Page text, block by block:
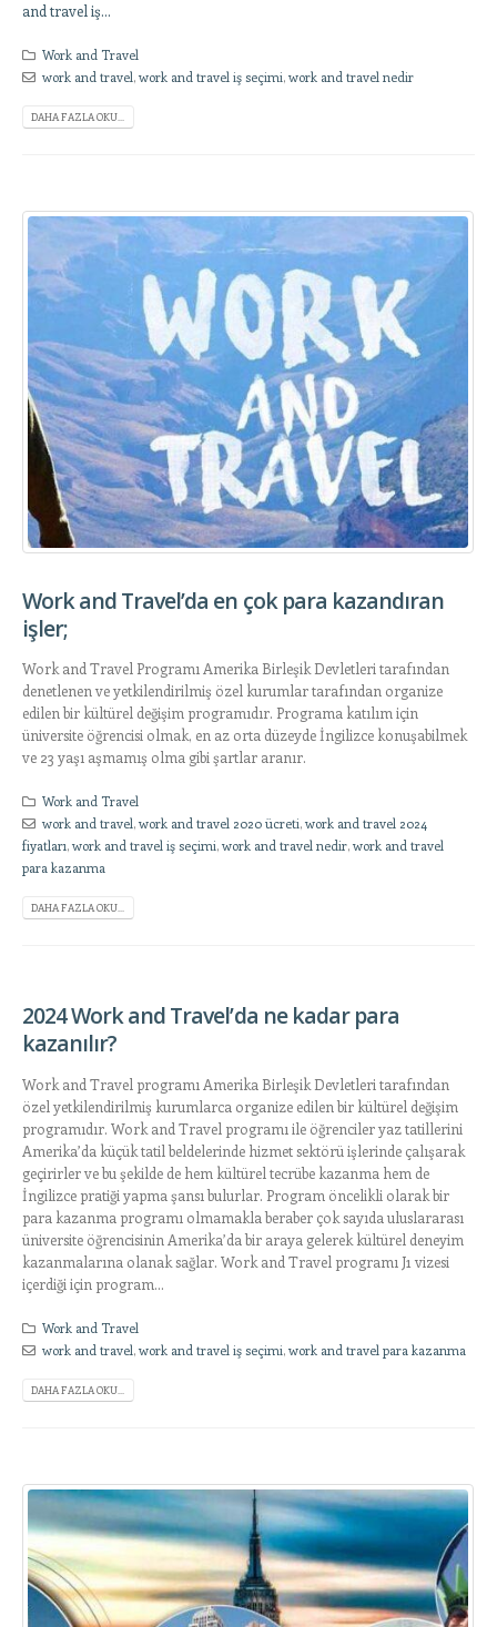
and travel iş...
Work and Travel
work and travel,work and travel iş seçimi,work and travel nedir
DAHA FAZLA OKU...
Work and Travel’da en çok para kazandıran
işler;
Work and Travel Programı Amerika Birleşik Devletleri tarafından
denetlenen ve yetkilendirilmiş özel kurumlar tarafından organize
edilen bir kültürel değişim programıdır. Programa katılım için
üniversite öğrencisi olmak, en az orta düzeyde İngilizce konuşabilmek
ve 23 yaşı aşmamış olma gibi şartlar aranır.
Work and Travel
work and travel,work and travel 2020 ücreti,work and travel 2024
fiyatları,work and travel iş seçimi,work and travel nedir,work and travel
para kazanma
DAHA FAZLA OKU...
2024 Work and Travel’da ne kadar para
kazanılır?
Work and Travel programı Amerika Birleşik Devletleri tarafından
özel yetkilendirilmiş kurumlarca organize edilen bir kültürel değişim
programıdır. Work and Travel programı ile öğrenciler yaz tatillerini
Amerika’da küçük tatil beldelerinde hizmet sektörü işlerinde çalışarak
geçirirler ve bu şekilde de hem kültürel tecrübe kazanma hem de
İngilizce pratiği yapma şansı bulurlar. Program öncelikli olarak bir
para kazanma programı olmamakla beraber çok sayıda uluslararası
üniversite öğrencisinin Amerika’da bir araya gelerek kültürel deneyim
kazanmalarına olanak sağlar. Work and Travel programı J1 vizesi
içerdiği için program...
Work and Travel
work and travel,work and travel iş seçimi,work and travel para kazanma
DAHA FAZLA OKU...